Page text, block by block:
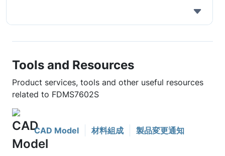
Tools and Resources
Product services, tools and other useful resources
related to FDMS7602S
CAD Model 材料組成 製品変更通知